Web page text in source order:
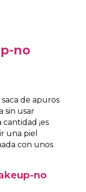
no
de apuros
sin usar
¡es
una piel
con unos
p-no